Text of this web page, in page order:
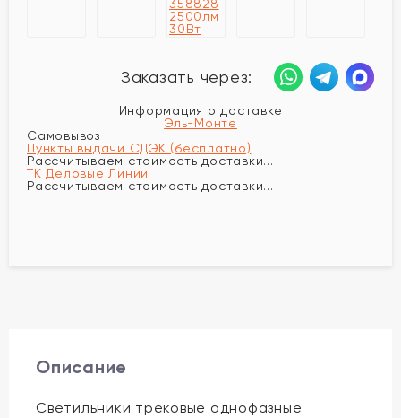
Заказать через:
Информация о доставке
Эль-Монте
Самовывоз
Пункты выдачи СДЭК (бесплатно)
Рассчитываем стоимость доставки...
ТК Деловые Линии
Рассчитываем стоимость доставки...
Описание
Светильники трековые однофазные